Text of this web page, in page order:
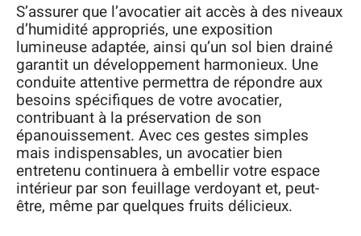
S’assurer que l’avocatier ait accès à des niveaux
d’humidité appropriés, une exposition
lumineuse adaptée, ainsi qu’un sol bien drainé
garantit un développement harmonieux. Une
conduite attentive permettra de répondre aux
besoins spécifiques de votre avocatier,
contribuant à la préservation de son
épanouissement. Avec ces gestes simples
mais indispensables, un avocatier bien
entretenu continuera à embellir votre espace
intérieur par son feuillage verdoyant et, peut-
être, même par quelques fruits délicieux.